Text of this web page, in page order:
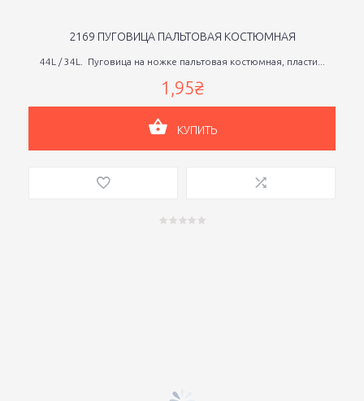
2169 ПУГОВИЦА ПАЛЬТОВАЯ КОСТЮМНАЯ
44L / 34L. Пуговица на ножке пальтовая костюмная, пласти...
1,95₴
КУПИТЬ